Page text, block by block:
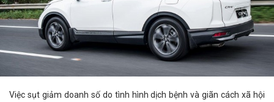
Việc sụt giảm doanh số do tình hình dịch bệnh và giãn cách xã hội